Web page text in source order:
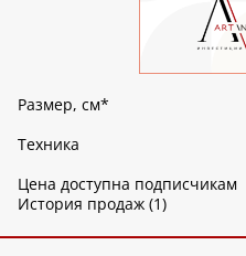
Размер, см*
Техника
Цена доступна подписчикам
История продаж (1)